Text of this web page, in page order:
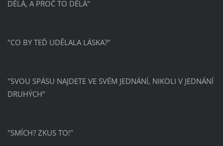
DĚLÁ, A PROČ TO DĚLÁ"
"CO BY TEĎ UDĚLALA LÁSKA?"
"SVOU SPÁSU NAJDETE VE SVÉM JEDNÁNÍ, NIKOLI V JEDNÁNÍ
DRUHÝCH"
"SMÍCH? ZKUS TO!"